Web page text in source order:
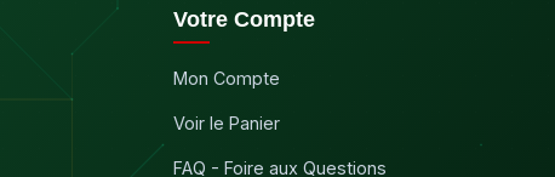
Votre Compte
Mon Compte
Voir le Panier
FAQ - Foire aux Questions